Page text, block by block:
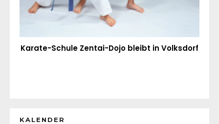
Karate-Schule Zentai-Dojo bleibt in Volksdorf
KALENDER